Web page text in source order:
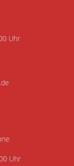
Uhr
Uhr